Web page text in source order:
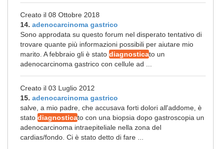
Creato il 08 Ottobre 2018
14. adenocarcinoma gastrico
Sono approdata su questo forum nel disperato tentativo di
trovare quante più informazioni possibili per aiutare mio
marito. A febbraio gli è stato diagnosticato un
adenocarcinoma gastrico con cellule ad ...
Creato il 03 Luglio 2012
15. adenocarcinoma gastrico
salve, a mio padre, che accusava forti dolori all'addome, è
stato diagnosticato con una biopsia dopo gastroscopia un
adenocarcinoma intraepiteliale nella zona del
cardias/fondo. Ci è stato detto di fare ...